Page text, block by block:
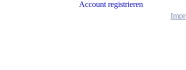
Account registrieren